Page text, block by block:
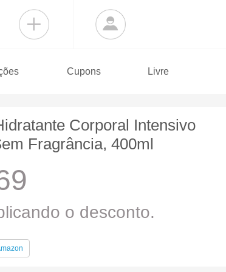
Cupons Livre
Corporal Intensivo
Fragrância, 400ml
o desconto.